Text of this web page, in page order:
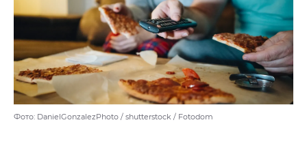
Фото: DanielGonzalezPhoto / shutterstock / Fotodom